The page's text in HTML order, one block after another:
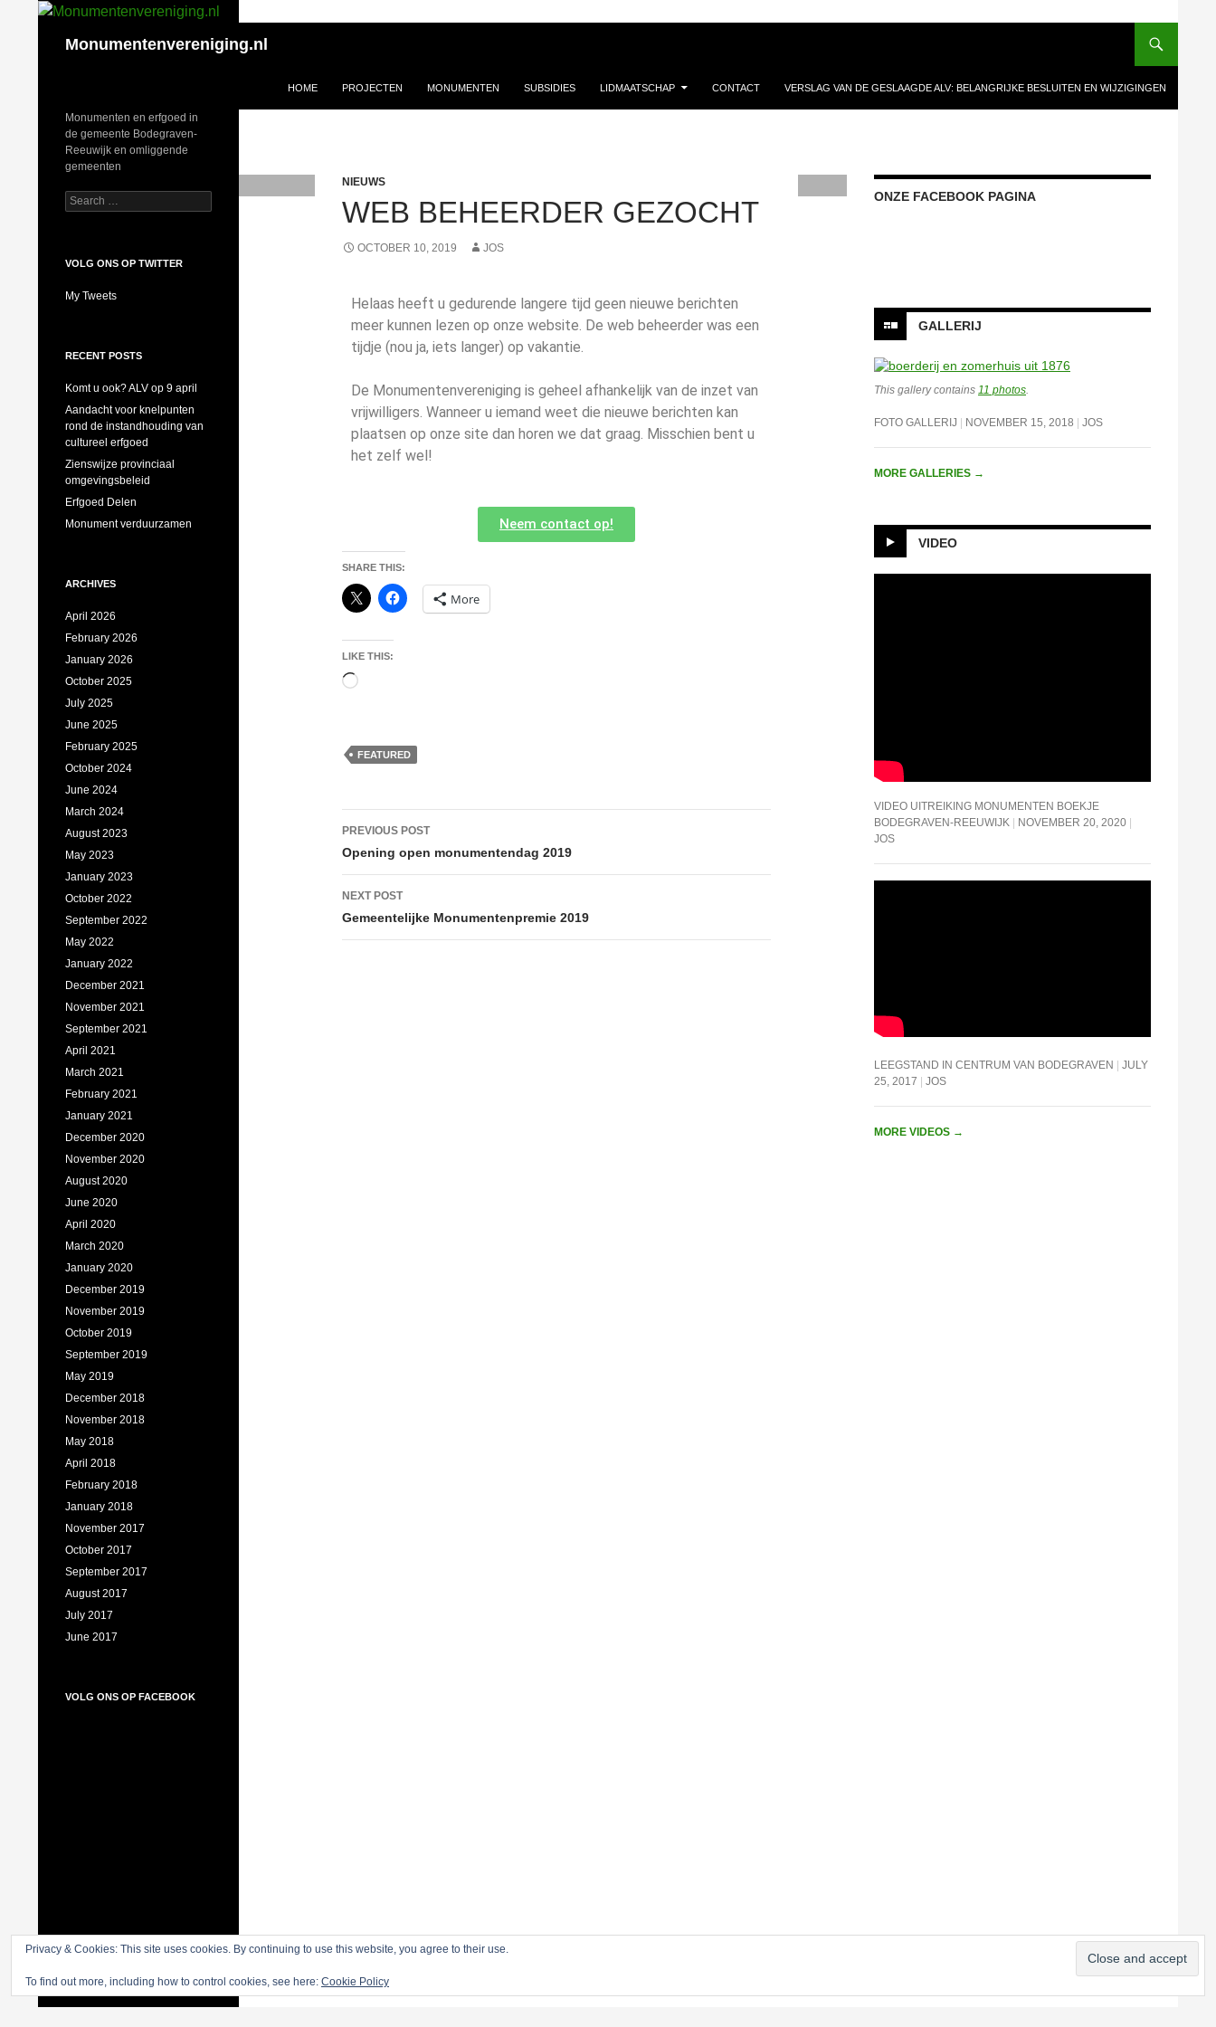
Monumentenvereniging.nl
HOME PROJECTEN MONUMENTEN SUBSIDIES LIDMAATSCHAP CONTACT VERSLAG VAN DE GESLAAGDE ALV: BELANGRIJKE BESLUITEN EN WIJZIGINGEN
NIEUWS
WEB BEHEERDER GEZOCHT
OCTOBER 10, 2019 JOS
Helaas heeft u gedurende langere tijd geen nieuwe berichten
meer kunnen lezen op onze website. De web beheerder was een
tijdje (nou ja, iets langer) op vakantie.
De Monumentenvereniging is geheel afhankelijk van de inzet van
vrijwilligers. Wanneer u iemand weet die nieuwe berichten kan
plaatsen op onze site dan horen we dat graag. Misschien bent u
het zelf wel!
Neem contact op!
SHARE THIS:
More
LIKE THIS:
FEATURED
PREVIOUS POST
Opening open monumentendag 2019
NEXT POST
Gemeentelijke Monumentenpremie 2019
ONZE FACEBOOK PAGINA
GALLERIJ
This gallery contains 11 photos.
FOTO GALLERIJ NOVEMBER 15, 2018 JOS
MORE GALLERIES →
VIDEO
VIDEO UITREIKING MONUMENTEN BOEKJE
BODEGRAVEN-REEUWIJK
NOVEMBER 20, 2020
JOS
LEEGSTAND IN CENTRUM VAN BODEGRAVEN
JULY
25, 2017
JOS
MORE VIDEOS →
Monumenten en erfgoed in
de gemeente Bodegraven-
Reeuwijk en omliggende
gemeenten
VOLG ONS OP TWITTER
My Tweets
RECENT POSTS
Komt u ook? ALV op 9 april
Aandacht voor knelpunten
rond de instandhouding van
cultureel erfgoed
Zienswijze provinciaal
omgevingsbeleid
Erfgoed Delen
Monument verduurzamen
ARCHIVES
April 2026
February 2026
January 2026
October 2025
July 2025
June 2025
February 2025
October 2024
June 2024
March 2024
August 2023
May 2023
January 2023
October 2022
September 2022
May 2022
January 2022
December 2021
November 2021
September 2021
April 2021
March 2021
February 2021
January 2021
December 2020
November 2020
August 2020
June 2020
April 2020
March 2020
January 2020
December 2019
November 2019
October 2019
September 2019
May 2019
December 2018
November 2018
May 2018
April 2018
February 2018
January 2018
November 2017
October 2017
September 2017
August 2017
July 2017
June 2017
Privacy & Cookies: This site uses cookies. By continuing to use this website, you agree to their use.
To find out more, including how to control cookies, see here: Cookie Policy
VOLG ONS OP FACEBOOK